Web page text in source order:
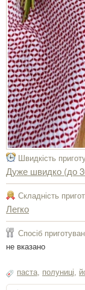
Швидкість
Дуже швидко (до
Складність
Легко
Спосіб
не вказано
паста полуниці